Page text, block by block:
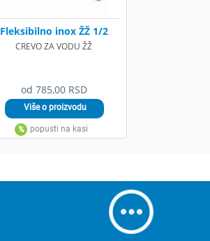
od 785,00 RSD
Fleksibilno inox ŽŽ 1/2
CREVO ZA VODU ŽŽ